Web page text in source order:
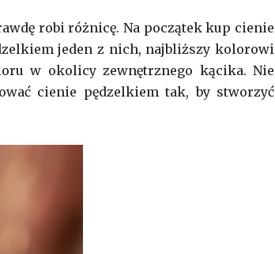
robi różnicę. Na początek kup cienie
jeden z nich, najbliższy kolorowi
w okolicy zewnętrznego kącika. Nie
cienie pędzelkiem tak, by stworzyć